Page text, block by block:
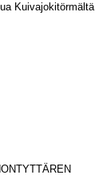
Kuivajokitörmältä